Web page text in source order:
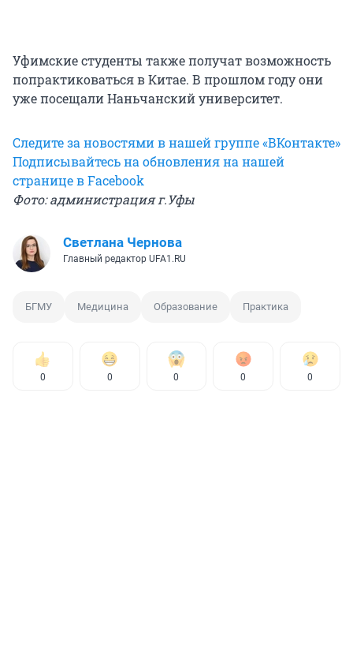
Уфимские студенты также получат возможность
попрактиковаться в Китае. В прошлом году они
уже посещали Наньчанский университет.
Следите за новостями в нашей группе «ВКонтакте»
Подписывайтесь на обновления на нашей
странице в Facebook
Фото: администрация г.Уфы
Светлана Чернова
Главный редактор UFA1.RU
БГМУ Медицина Образование Практика
0 0 0 0 0